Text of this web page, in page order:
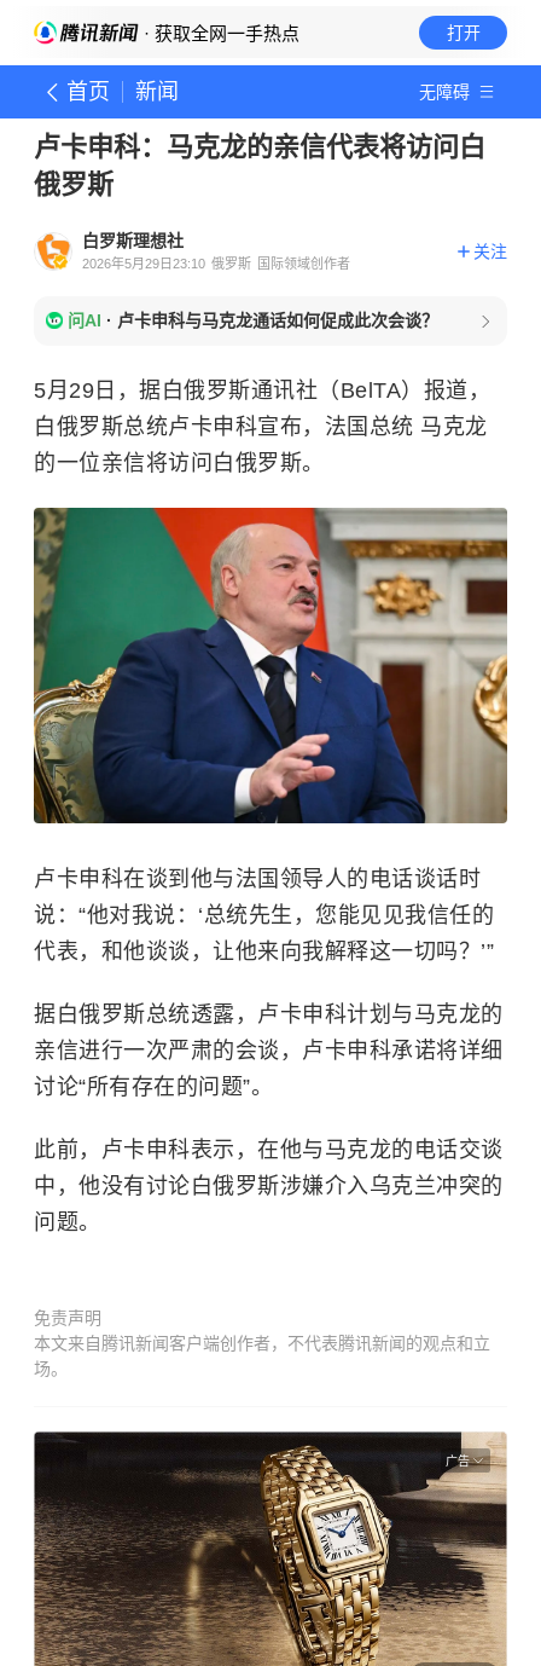
· 获取全网一手热点 打开
首页 新闻 无障碍
卢卡申科：马克龙的亲信代表将访问白
俄罗斯
白罗斯理想社
2026年5月29日23:10 俄罗斯 国际领域创作者
关注
问AI · 卢卡申科与马克龙通话如何促成此次会谈？
5月29日，据白俄罗斯通讯社（BelTA）报道，
白俄罗斯总统卢卡申科宣布，法国总统 马克龙
的一位亲信将访问白俄罗斯。
卢卡申科在谈到他与法国领导人的电话谈话时
说：“他对我说：‘总统先生，您能见见我信任的
代表，和他谈谈，让他来向我解释这一切吗？’”
据白俄罗斯总统透露，卢卡申科计划与马克龙的
亲信进行一次严肃的会谈，卢卡申科承诺将详细
讨论“所有存在的问题”。
此前，卢卡申科表示，在他与马克龙的电话交谈
中，他没有讨论白俄罗斯涉嫌介入乌克兰冲突的
问题。
免责声明
本文来自腾讯新闻客户端创作者，不代表腾讯新闻的观点和立
场。
广告